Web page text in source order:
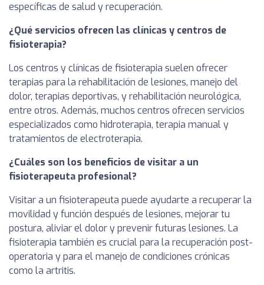
específicas de salud y recuperación.
¿Qué servicios ofrecen las clínicas y centros de
fisioterapia?
Los centros y clínicas de fisioterapia suelen ofrecer
terapias para la rehabilitación de lesiones, manejo del
dolor, terapias deportivas, y rehabilitación neurológica,
entre otros. Además, muchos centros ofrecen servicios
especializados como hidroterapia, terapia manual y
tratamientos de electroterapia.
¿Cuáles son los beneficios de visitar a un
fisioterapeuta profesional?
Visitar a un fisioterapeuta puede ayudarte a recuperar la
movilidad y función después de lesiones, mejorar tu
postura, aliviar el dolor y prevenir futuras lesiones. La
fisioterapia también es crucial para la recuperación post-
operatoria y para el manejo de condiciones crónicas
como la artritis.